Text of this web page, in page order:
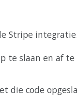
Stripe integratie.
te slaan en af te
die code